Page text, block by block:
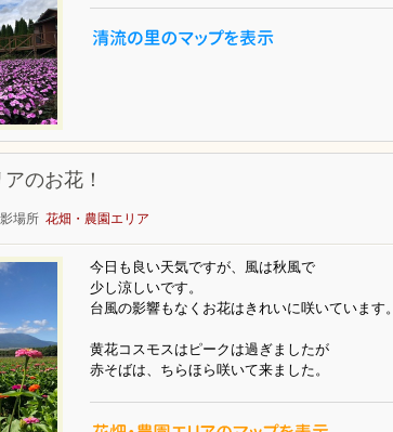
のお花！
場所 花畑・農園エリア
今日も良い天気ですが、風は秋風で
少し涼しいです。
台風の影響もなくお花はきれいに咲いています。
黄花コスモスはピークは過ぎましたが
赤そばは、ちらほら咲いて来ました。